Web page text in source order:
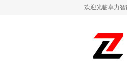
欢迎光临卓力